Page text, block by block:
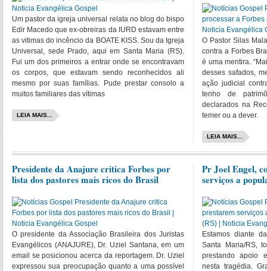
Um pastor da igreja universal relata no blog do bispo
Edir Macedo que ex-obreiras da IURD estavam entre
as vitimas do incêncio da BOATE KISS. Sou da Igreja
Universal, sede Prado, aqui em Santa Maria (RS).
Fui um dos primeiros a entrar onde se encontravam
os corpos, que estavam sendo reconhecidos ali
mesmo por suas famílias. Pude prestar consolo a
muitos familiares das vítimas
LEIA MAIS...
O Pastor Silas
contra a Forbes
é uma mentira.
desses safados,
ação judicial
tenho de
declarados na
temer ou a dever.
LEIA MAIS...
Presidente da Anajure critica Forbes por
lista dos pastores mais ricos do Brasil
O presidente da Associação Brasileira dos Juristas
Evangélicos (ANAJURE), Dr. Uziel Santana, em um
email se posicionou acerca da reportagem. Dr. Uziel
expressou sua preocupação quanto a uma possível
Pr Joel Engel,
serviços a
Estamos diante
Santa Maria/RS,
prestando apoio
nesta tragédia.